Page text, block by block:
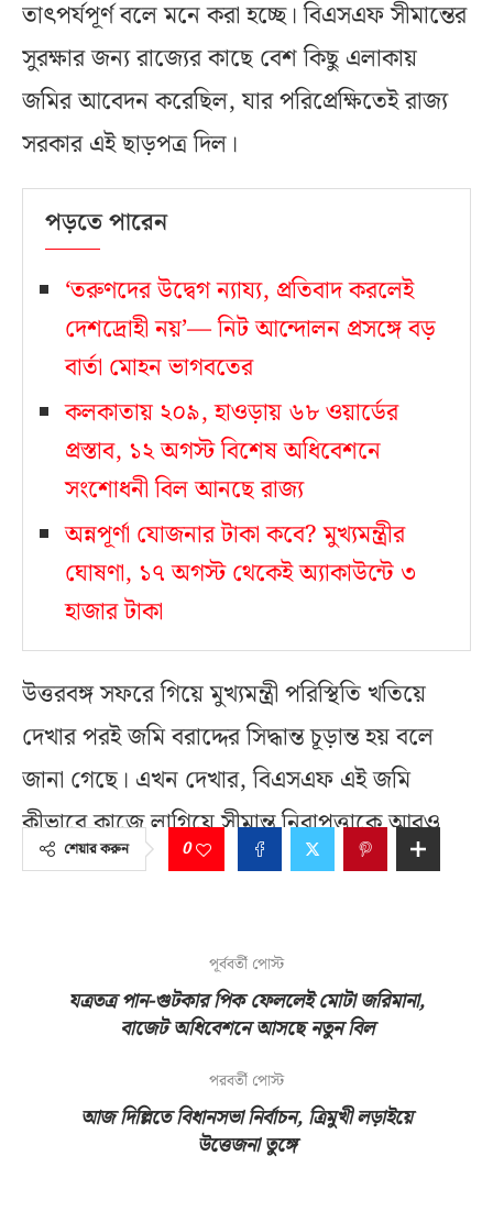
তাৎপর্যপূর্ণ বলে মনে করা হচ্ছে। বিএসএফ সীমান্তের
সুরক্ষার জন্য রাজ্যের কাছে বেশ কিছু এলাকায়
জমির আবেদন করেছিল, যার পরিপ্রেক্ষিতেই রাজ্য
সরকার এই ছাড়পত্র দিল।
পড়তে পারেন
‘তরুণদের উদ্বেগ ন্যায্য, প্রতিবাদ করলেই
দেশদ্রোহী নয়’— নিট আন্দোলন প্রসঙ্গে বড়
বার্তা মোহন ভাগবতের
কলকাতায় ২০৯, হাওড়ায় ৬৮ ওয়ার্ডের
প্রস্তাব, ১২ অগস্ট বিশেষ অধিবেশনে
সংশোধনী বিল আনছে রাজ্য
অন্নপূর্ণা যোজনার টাকা কবে? মুখ্যমন্ত্রীর
ঘোষণা, ১৭ অগস্ট থেকেই অ্যাকাউন্টে ৩
হাজার টাকা
উত্তরবঙ্গ সফরে গিয়ে মুখ্যমন্ত্রী পরিস্থিতি খতিয়ে
দেখার পরই জমি বরাদ্দের সিদ্ধান্ত চূড়ান্ত হয় বলে
জানা গেছে। এখন দেখার, বিএসএফ এই জমি
কীভাবে কাজে লাগিয়ে সীমান্ত নিরাপত্তাকে আরও
মজবুত করে।
শেয়ার করুন 0
পূর্ববর্তী পোস্ট
যত্রতত্র পান-গুটকার পিক ফেললেই মোটা জরিমানা,
বাজেট অধিবেশনে আসছে নতুন বিল
পরবর্তী পোস্ট
আজ দিল্লিতে বিধানসভা নির্বাচন, ত্রিমুখী লড়াইয়ে
উত্তেজনা তুঙ্গে